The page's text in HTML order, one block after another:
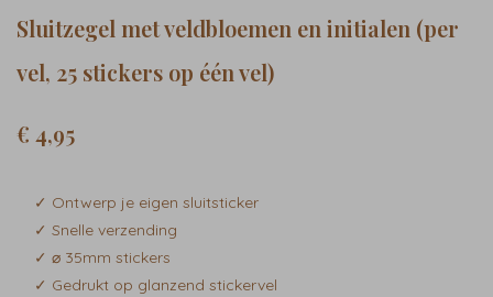
Sluitzegel met veldbloemen en initialen (per
vel, 25 stickers op één vel)
€ 4,95
✓ Ontwerp je eigen sluitsticker
✓ Snelle verzending
✓ ⌀ 35mm stickers
✓ Gedrukt op glanzend stickervel